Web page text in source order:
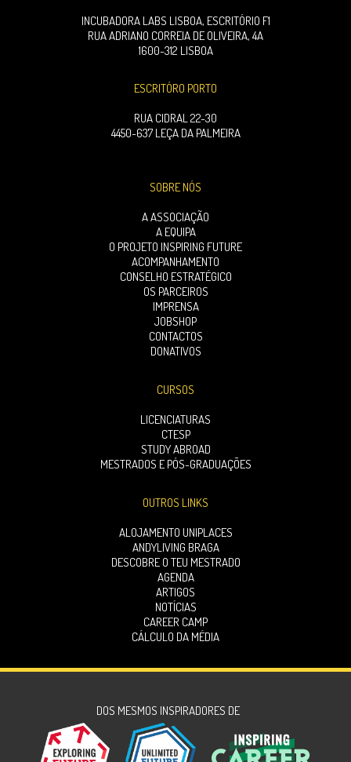
INCUBADORA LABS LISBOA, ESCRITÓRIO F1
RUA ADRIANO CORREIA DE OLIVEIRA, 4A
1600-312 LISBOA
ESCRITÓRO PORTO
RUA CIDRAL 22-30
4450-637 LEÇA DA PALMEIRA
SOBRE NÓS
A ASSOCIAÇÃO
A EQUIPA
O PROJETO INSPIRING FUTURE
ACOMPANHAMENTO
CONSELHO ESTRATÉGICO
OS PARCEIROS
IMPRENSA
JOBSHOP
CONTACTOS
DONATIVOS
CURSOS
LICENCIATURAS
CTESP
STUDY ABROAD
MESTRADOS E PÓS-GRADUAÇÕES
OUTROS LINKS
ALOJAMENTO UNIPLACES
ANDYLIVING BRAGA
DESCOBRE O TEU MESTRADO
AGENDA
ARTIGOS
NOTÍCIAS
CAREER CAMP
CÁLCULO DA MÉDIA
DOS MESMOS INSPIRADORES DE